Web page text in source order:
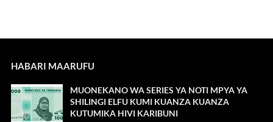
HABARI MAARUFU
MUONEKANO WA SERIES YA NOTI MPYA YA
SHILINGI ELFU KUMI KUANZA KUANZA
KUTUMIKA HIVI KARIBUNI